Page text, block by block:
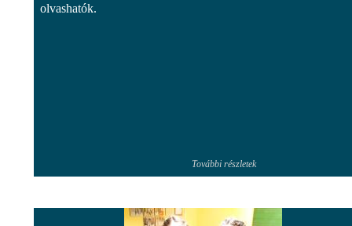
olvashatók.
További részletek